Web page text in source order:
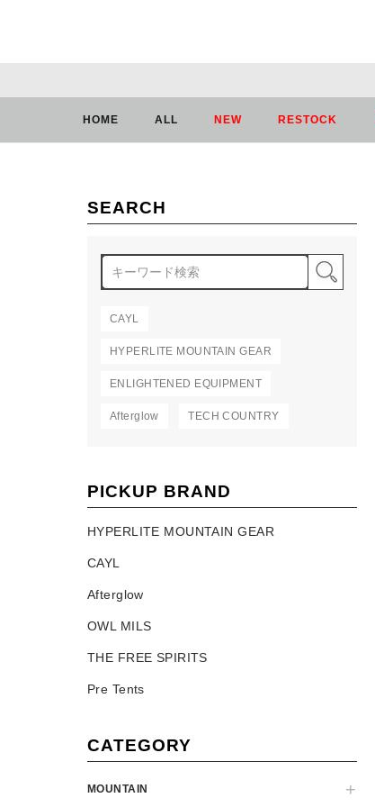
HOME ALL NEW RESTOCK
SEARCH
CAYL
HYPERLITE MOUNTAIN GEAR
ENLIGHTENED EQUIPMENT
Afterglow TECH COUNTRY
PICKUP BRAND
HYPERLITE MOUNTAIN GEAR
CAYL
Afterglow
OWL MILS
THE FREE SPIRITS
Pre Tents
CATEGORY
MOUNTAIN